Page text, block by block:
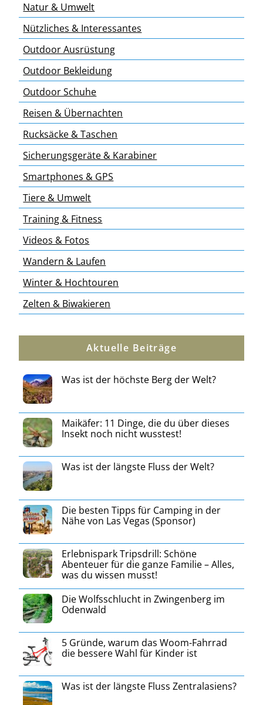
Natur & Umwelt
Nützliches & Interessantes
Outdoor Ausrüstung
Outdoor Bekleidung
Outdoor Schuhe
Reisen & Übernachten
Rucksäcke & Taschen
Sicherungsgeräte & Karabiner
Smartphones & GPS
Tiere & Umwelt
Training & Fitness
Videos & Fotos
Wandern & Laufen
Winter & Hochtouren
Zelten & Biwakieren
Aktuelle Beiträge
Was ist der höchste Berg der Welt?
Maikäfer: 11 Dinge, die du über dieses
Insekt noch nicht wusstest!
Was ist der längste Fluss der Welt?
Die besten Tipps für Camping in der
Nähe von Las Vegas (Sponsor)
Erlebnispark Tripsdrill: Schöne
Abenteuer für die ganze Familie – Alles,
was du wissen musst!
Die Wolfsschlucht in Zwingenberg im
Odenwald
5 Gründe, warum das Woom-Fahrrad
die bessere Wahl für Kinder ist
Was ist der längste Fluss Zentralasiens?